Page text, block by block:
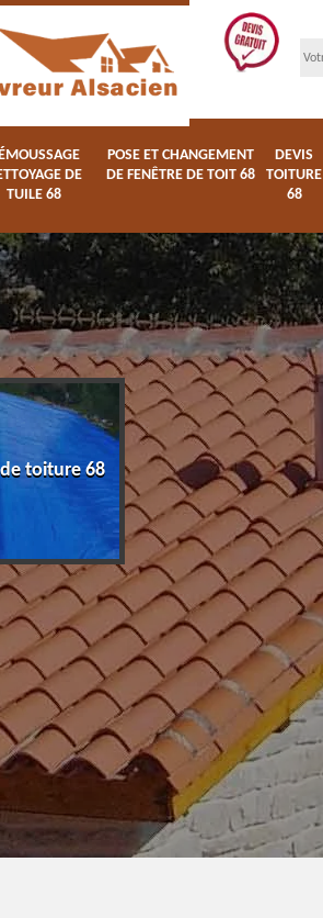
DE
TUILE 68
POSE ET CHANGEMENT
DE FENÊTRE DE TOIT 68
DEVIS
TOITURE
68
toiture 68
Devis fuite de toiture
68